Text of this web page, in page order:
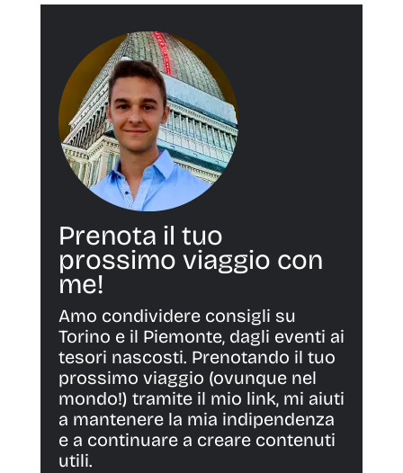
Prenota il tuo
prossimo viaggio con
me!
Amo condividere consigli su
Torino e il Piemonte, dagli eventi ai
tesori nascosti. Prenotando il tuo
prossimo viaggio (ovunque nel
mondo!) tramite il mio link, mi aiuti
a mantenere la mia indipendenza
e a continuare a creare contenuti
utili.